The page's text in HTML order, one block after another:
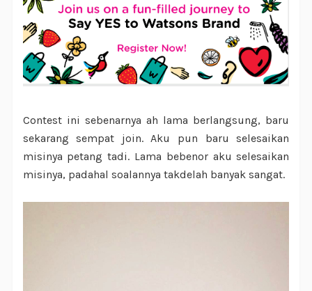
Contest ini sebenarnya ah lama berlangsung, baru
sekarang sempat join. Aku pun baru selesaikan
misinya petang tadi. Lama bebenor aku selesaikan
misinya, padahal soalannya takdelah banyak sangat.